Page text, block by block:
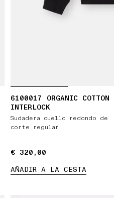
6100017 ORGANIC COTTON
INTERLOCK
Sudadera cuello redondo de
corte regular
€ 320,00
€ 320,00
AÑADIR A LA CESTA